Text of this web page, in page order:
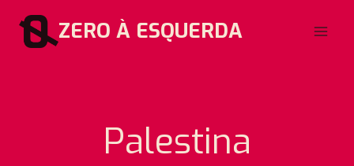
para
ZERO À ESQUERDA
Palestina